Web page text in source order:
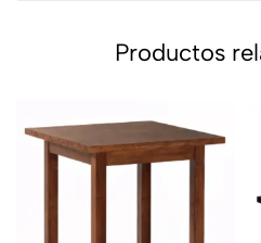
Productos